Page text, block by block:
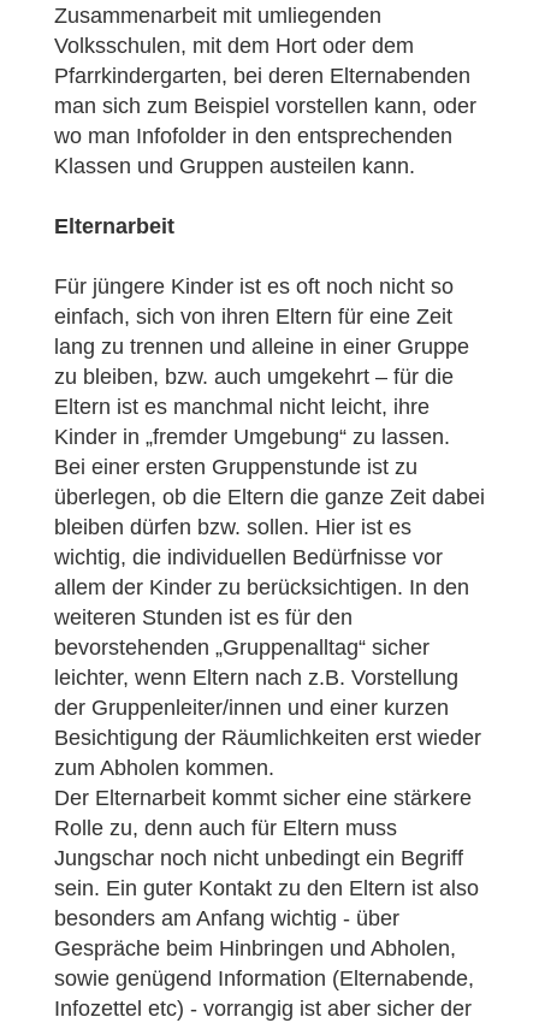
Zusammenarbeit mit umliegenden
Volksschulen, mit dem Hort oder dem
Pfarrkindergarten, bei deren Elternabenden
man sich zum Beispiel vorstellen kann, oder
wo man Infofolder in den entsprechenden
Klassen und Gruppen austeilen kann.
Elternarbeit
Für jüngere Kinder ist es oft noch nicht so
einfach, sich von ihren Eltern für eine Zeit
lang zu trennen und alleine in einer Gruppe
zu bleiben, bzw. auch umgekehrt – für die
Eltern ist es manchmal nicht leicht, ihre
Kinder in „fremder Umgebung“ zu lassen.
Bei einer ersten Gruppenstunde ist zu
überlegen, ob die Eltern die ganze Zeit dabei
bleiben dürfen bzw. sollen. Hier ist es
wichtig, die individuellen Bedürfnisse vor
allem der Kinder zu berücksichtigen. In den
weiteren Stunden ist es für den
bevorstehenden „Gruppenalltag“ sicher
leichter, wenn Eltern nach z.B. Vorstellung
der Gruppenleiter/innen und einer kurzen
Besichtigung der Räumlichkeiten erst wieder
zum Abholen kommen.
Der Elternarbeit kommt sicher eine stärkere
Rolle zu, denn auch für Eltern muss
Jungschar noch nicht unbedingt ein Begriff
sein. Ein guter Kontakt zu den Eltern ist also
besonders am Anfang wichtig - über
Gespräche beim Hinbringen und Abholen,
sowie genügend Information (Elternabende,
Infozettel etc) - vorrangig ist aber sicher der